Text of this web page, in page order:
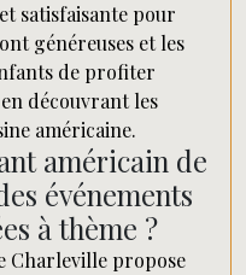
satisfaisante pour
généreuses et les
de profiter
découvrant les
américaine.
américain de
événements
à thème ?
Charleville propose